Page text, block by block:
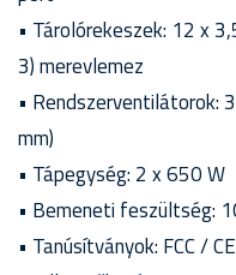
• Tárolórekeszek: 12 x
3) merevlemez
• Rendszerventilátorok:
mm)
• Tápegység: 2 x 650 W
• Bemeneti feszültség:
• Tanúsítványok: FCC / CE